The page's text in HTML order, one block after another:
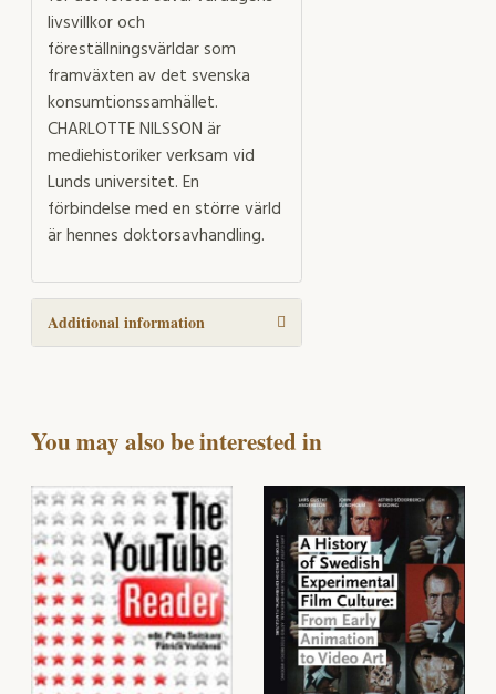
livsvillkor och
föreställningsvärldar som
framväxten av det svenska
konsumtionssamhället.
CHARLOTTE NILSSON är
mediehistoriker verksam vid
Lunds universitet. En
förbindelse med en större värld
är hennes doktorsavhandling.
Additional information
You may also be interested in